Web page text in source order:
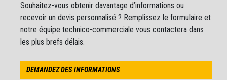
Souhaitez-vous obtenir davantage d’informations ou
recevoir un devis personnalisé ? Remplissez le formulaire et
notre équipe technico-commerciale vous contactera dans
les plus brefs délais.
DEMANDEZ DES INFORMATIONS